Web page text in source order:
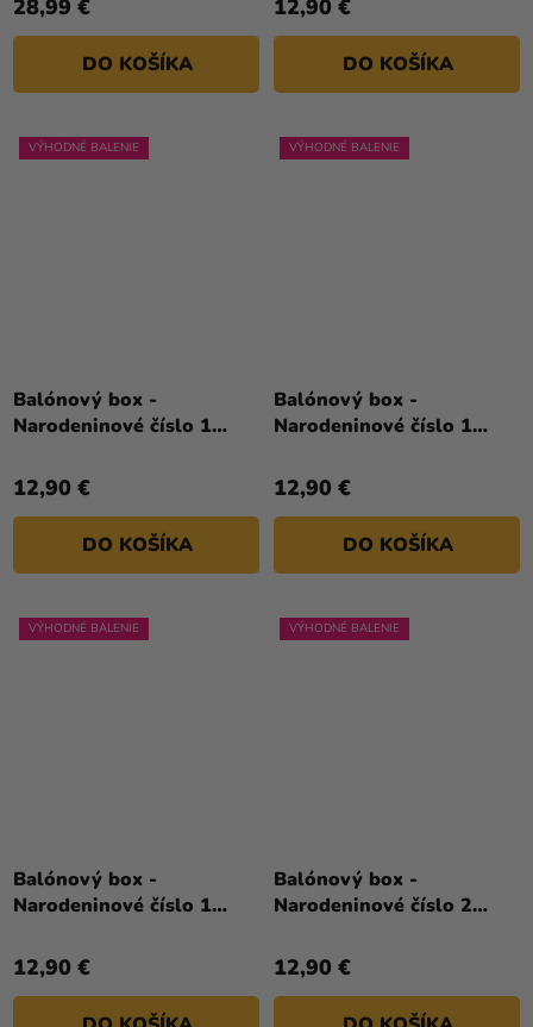
5
hviezdičiek.
28,99 €
DO KOŠÍKA
12,90 €
DO KOŠÍKA
VÝHODNÉ BALENIE
Balónový box -
Narodeninové číslo 1
12,90 €
DO KOŠÍKA
VÝHODNÉ BALENIE
Balónový box -
Narodeninové číslo 1
12,90 €
DO KOŠÍKA
VÝHODNÉ BALENIE
Balónový box -
Narodeninové číslo 1
12,90 €
VÝHODNÉ BALENIE
Balónový box -
Narodeninové číslo 2
12,90 €